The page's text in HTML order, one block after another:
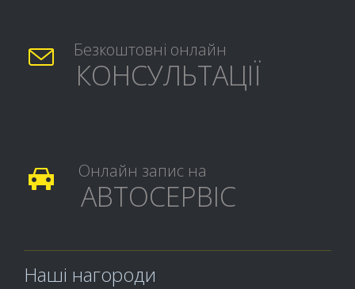
 Безкоштовні онлайн
КОНСУЛЬТАЦІЇ
 Онлайн запис на
АВТОСЕРВІС
Наші нагороди